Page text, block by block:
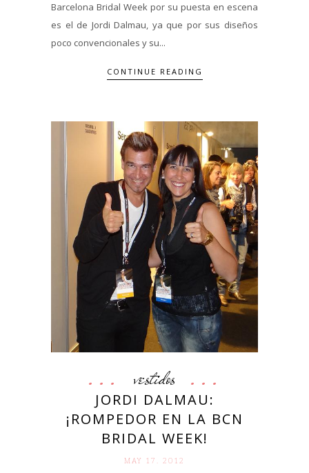
Barcelona Bridal Week por su puesta en escena
es el de Jordi Dalmau, ya que por sus diseños
poco convencionales y su...
CONTINUE READING
vestidos
JORDI DALMAU:
¡ROMPEDOR EN LA BCN
BRIDAL WEEK!
MAY 17. 2012